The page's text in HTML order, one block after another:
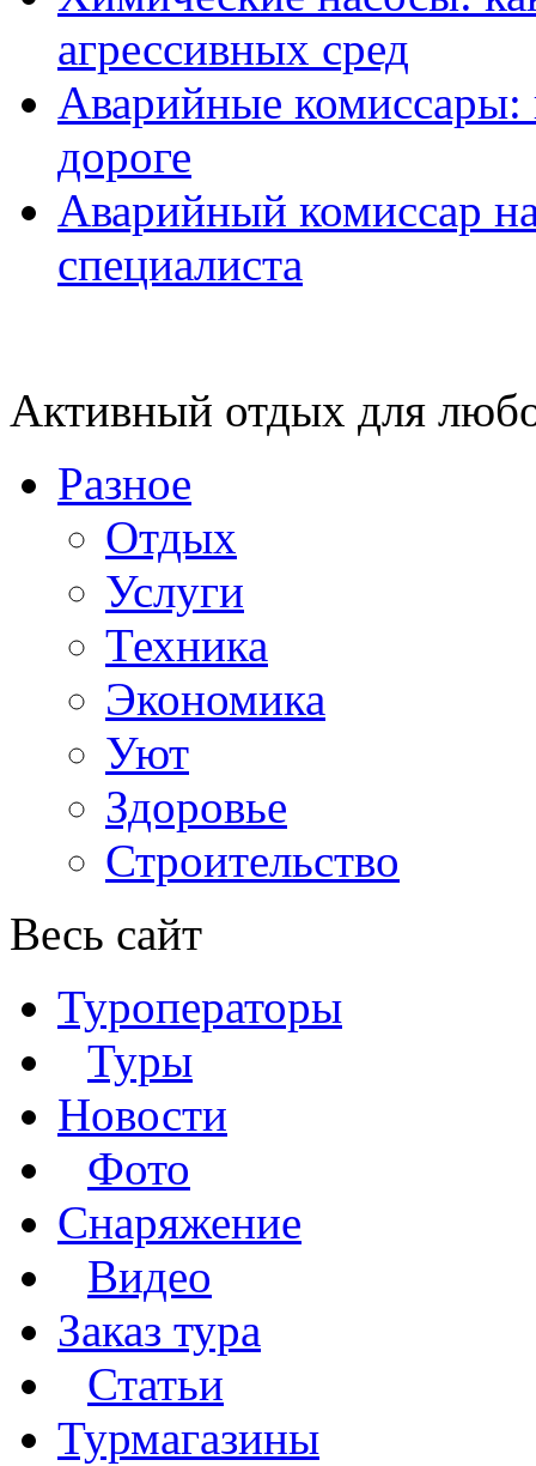
агрессивных сред
Аварийные
дороге
Аварийный комиссар
специалиста
Активный отдых для
Разное
Отдых
Услуги
Техника
Экономика
Уют
Здоровье
Строительство
Весь сайт
Туроператоры
Туры
Новости
Фото
Снаряжение
Видео
Заказ тура
Статьи
Турмагазины